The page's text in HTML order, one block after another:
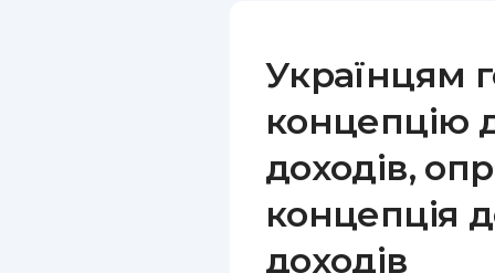
Українцям
концепцію
доходів,
концепція
доходів